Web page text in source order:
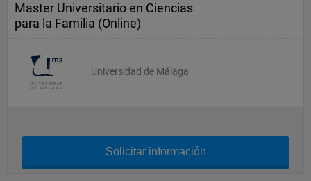
Master Universitario en Ciencias
para la Familia (Online)
Universidad de Málaga
Solicitar información